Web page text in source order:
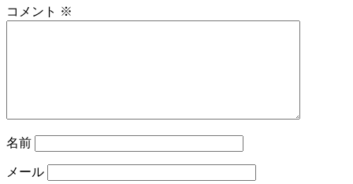
シ
コメント ※
名前
メール